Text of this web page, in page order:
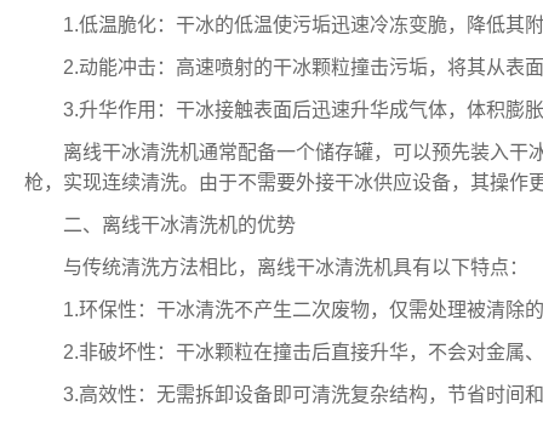
1.低温脆化：干冰的低温使污垢迅速冷冻变脆，降低其
2.动能冲击：高速喷射的干冰颗粒撞击污垢，将其从表
3.升华作用：干冰接触表面后迅速升华成气体，体积膨
离线干冰清洗机通常配备一个储存罐，可以预先装入干
枪，实现连续清洗。由于不需要外接干冰供应设备，其操作
二、离线干冰清洗机的优势
与传统清洗方法相比，离线干冰清洗机具有以下特点：
1.环保性：干冰清洗不产生二次废物，仅需处理被清除
2.非破坏性：干冰颗粒在撞击后直接升华，不会对金属
3.高效性：无需拆卸设备即可清洗复杂结构，节省时间